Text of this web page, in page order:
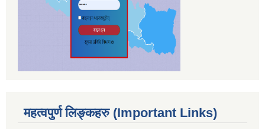
महत्वपुर्ण लिङ्कहरु (Important Links)